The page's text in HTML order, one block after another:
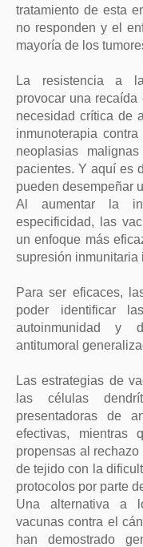
tratamiento de esta
no responden y el
mayoría de los
La resistencia a
provocar una
necesidad crítica de
inmunoterapia
neoplasias
pacientes. Y aquí es
pueden desempeñar
Al aumentar la
especificidad, las
un enfoque más
supresión inmunitaria
Para ser eficaces,
poder identificar
autoinmunidad y
antitumoral
Las estrategias de
las células
presentadoras de
efectivas, mientras
propensas al
de tejido con la
protocolos por parte
Una alternativa a
vacunas contra el
han demostrado